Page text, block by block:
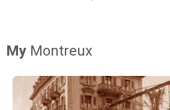
My Montreux